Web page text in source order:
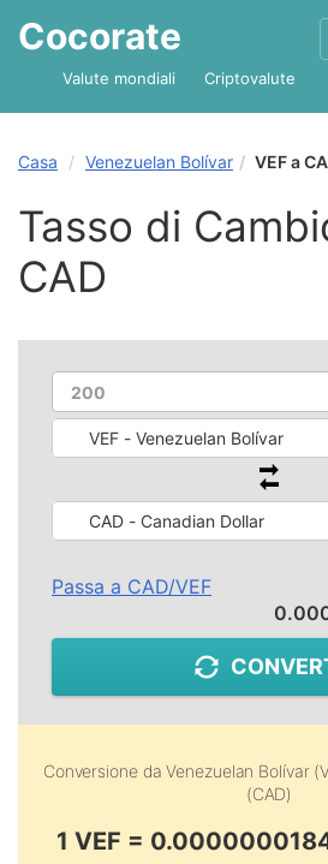
Cocorate
Valute mondiali Criptovalute
Casa Venezuelan Bolívar VEF a
Tasso di
CAD
VEF - Venezuelan Bolívar
CAD - Canadian Dollar
Passa a CAD/VEF
Conversione daVenezuelan Bolívar
(CAD)
1 VEF =